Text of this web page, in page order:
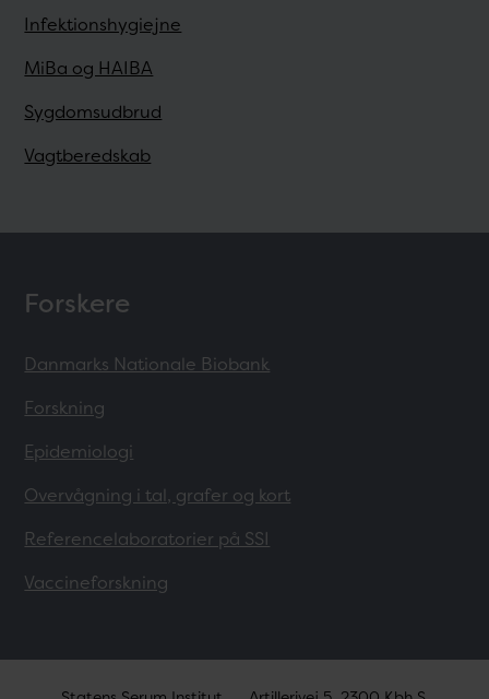
Infektionshygiejne
MiBa og HAIBA
Sygdomsudbrud
Vagtberedskab
Forskere
Danmarks Nationale Biobank
Forskning
Epidemiologi
Overvågning i tal, grafer og kort
Referencelaboratorier på SSI
Vaccineforskning